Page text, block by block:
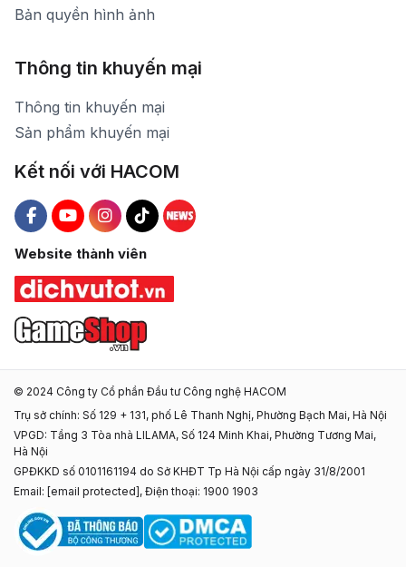
Bản quyền hình ảnh
Thông tin khuyến mại
Thông tin khuyến mại
Sản phẩm khuyến mại
Kết nối với HACOM
Hacom Facebook
Hacom YouTube
Hacom Instagram
Hacom TikTok
Website thành viên
© 2024 Công ty Cổ phần Đầu tư Công nghệ HACOM
Trụ sở chính: Số 129 + 131, phố Lê Thanh Nghị, Phường Bạch Mai, Hà Nội
VPGD: Tầng 3 Tòa nhà LILAMA, Số 124 Minh Khai, Phường Tương Mai,
Hà Nội
GPĐKKD số 0101161194 do Sở KHĐT Tp Hà Nội cấp ngày 31/8/2001
Email: [email protected] , Điện thoại: 1900 1903